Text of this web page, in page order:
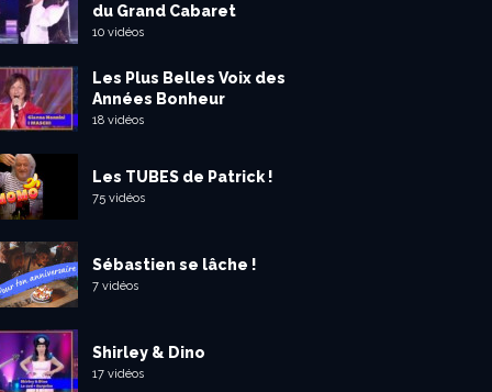
du Grand Cabaret
10 vidéos
Les Plus Belles Voix des
Années Bonheur
18 vidéos
Les TUBES de Patrick !
75 vidéos
Sébastien se lâche !
7 vidéos
Shirley & Dino
17 vidéos